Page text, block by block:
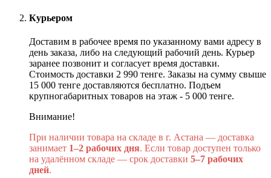
Курьером
Доставим в рабочее время по указанному вами адресу в
день заказа, либо на следующий рабочий день. Курьер
заранее позвонит и согласует время доставки.
Стоимость доставки 2 990 тенге. Заказы на сумму свыше
15 000 тенге доставляются бесплатно. Подъем
крупногабаритных товаров на этаж - 5 000 тенге.
Внимание!
При наличии товара на складе в г. Астана — доставка
занимает 1–2 рабочих дня. Если товар доступен только
на удалённом складе — срок доставки 5–7 рабочих
дней.